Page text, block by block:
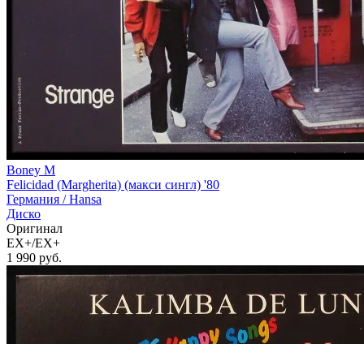
Boney M
Felicidad (Margherita) (макси сингл) '80
Германия /Hansa
Диско
Оригинал
EX+/EX+
1 990 руб.